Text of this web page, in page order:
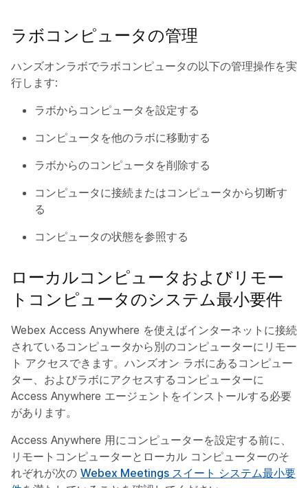
ラボコンピュータの管理
ハンズオンラボでラボコンピュータの以下の管理操作を実
行します:
ラボからコンピュータを設定する
コンピュータを他のラボに移動する
ラボからのコンピュータを削除する
コンピュータに接続またはコンピュータから切断す
る
コンピュータの状態を参照する
ローカルコンピュータおよびリモー
トコンピュータのシステム最小要件
Webex Access Anywhere を使えばインターネットに接続
されているコンピュータから別のコンピューターにリモー
ト アクセスできます。ハンズオン ラボにあるコンピュー
ター、およびラボにアクセスするコンピューターに
Access Anywhere エージェントをインストールする必要
があります。
Access Anywhere 用にコンピューターを設定する前に、
リモートコンピューターとローカル コンピューターのそ
れぞれが次の Webex Meetings スイート システム最小要